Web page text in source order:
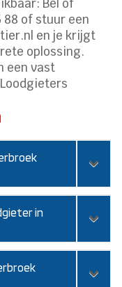
Bel of
88 of stuur een
en je krijgt
oplossing.
een vast
in